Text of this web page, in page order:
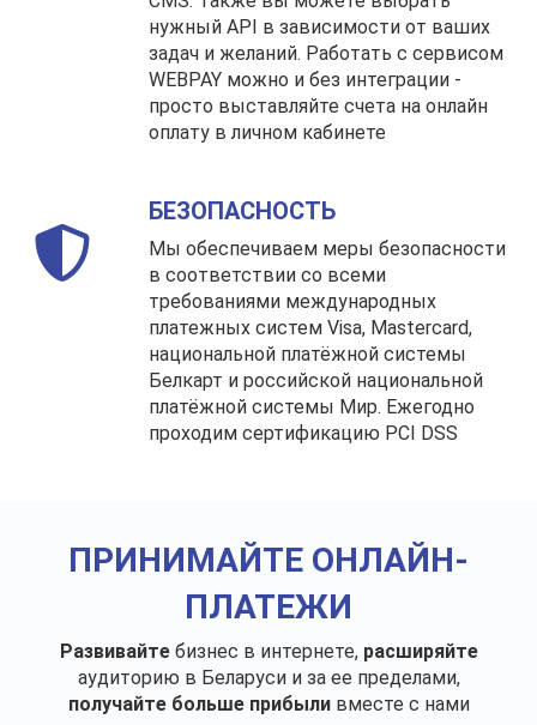
нужный API в зависимости от ваших
задач и желаний. Работать с сервисом
WEBPAY можно и без интеграции -
просто выставляйте счета на онлайн
оплату в личном кабинете
БЕЗОПАСНОСТЬ
Мы обеспечиваем меры безопасности
в соответствии со всеми
требованиями международных
платежных систем Visa, Mastercard,
национальной платёжной системы
Белкарт и российской национальной
платёжной системы Мир. Ежегодно
проходим сертификацию PCI DSS
ПРИНИМАЙТЕ ОНЛАЙН-
ПЛАТЕЖИ
Развивайте бизнес в интернете, расширяйте
аудиторию в Беларуси и за ее пределами,
получайте больше прибыливместе с нами